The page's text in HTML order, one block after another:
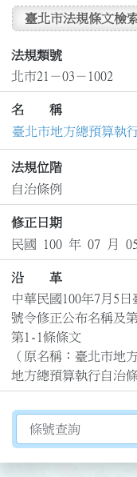
臺北市法規條文檢
法規類號
北市21－03－1002
名 稱
臺北市地方總預算執
法規位階
自治條例
修正日期
民國 100 年 07 月
沿 革
中華民國100年7月5
號令修正公布名稱及
第1-1條條文
（原名稱：臺北市地
地方總預算執行自治條
切換選擇法規資訊內容